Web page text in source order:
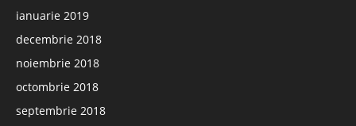
ianuarie 2019
decembrie 2018
noiembrie 2018
octombrie 2018
septembrie 2018